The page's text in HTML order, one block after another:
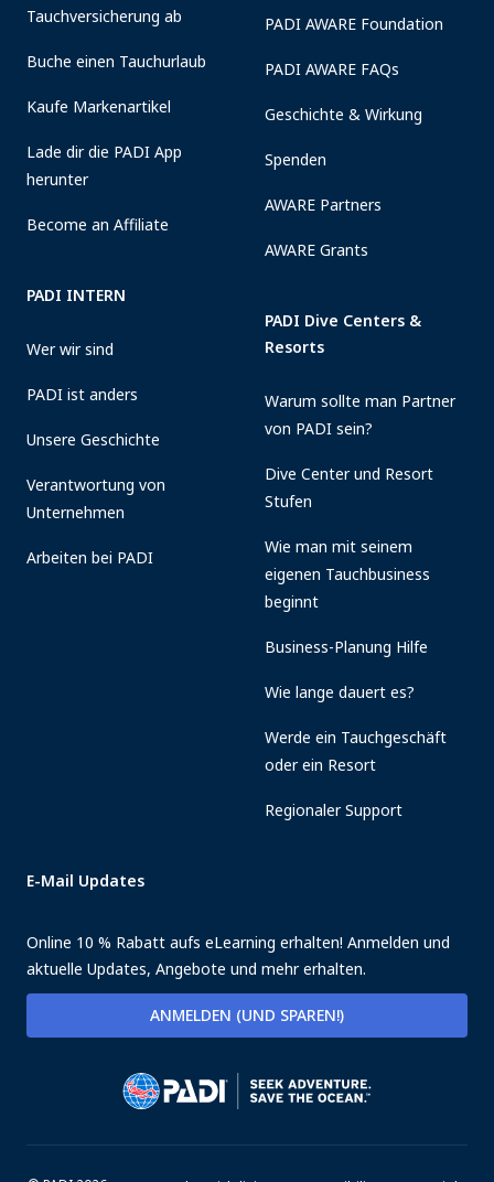
Tauchversicherung ab
Buche einen Tauchurlaub
Kaufe Markenartikel
Lade dir die PADI App
herunter
Become an Affiliate
PADI INTERN
Wer wir sind
PADI ist anders
Unsere Geschichte
Verantwortung von
Unternehmen
Arbeiten bei PADI
PADI AWARE Foundation
PADI AWARE FAQs
Geschichte & Wirkung
Spenden
AWARE Partners
AWARE Grants
PADI Dive Centers &
Resorts
Warum sollte man Partner
von PADI sein?
Dive Center und Resort
Stufen
Wie man mit seinem
eigenen Tauchbusiness
beginnt
Business-Planung Hilfe
Wie lange dauert es?
Werde ein Tauchgeschäft
oder ein Resort
Regionaler Support
E-Mail Updates
Online 10 % Rabatt aufs eLearning erhalten! Anmelden und
aktuelle Updates, Angebote und mehr erhalten.
ANMELDEN (UND SPAREN!)